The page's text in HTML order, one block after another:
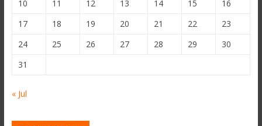
10
11 12 13 14 15
16
17
18 19 20 21 22
23
24
25 26 27 28 29
30
31
« Jul